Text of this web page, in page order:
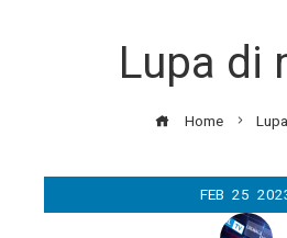
Lupa di
Home
FEB 25